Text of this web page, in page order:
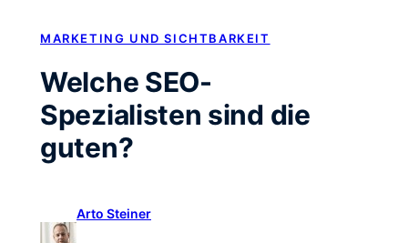
MARKETING UND SICHTBARKEIT
Welche SEO-
Spezialisten sind die
guten?
Arto Steiner